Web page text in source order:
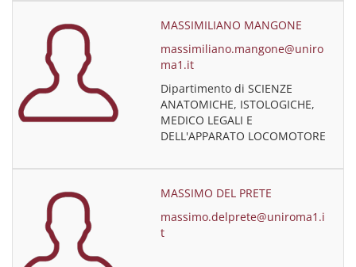
MASSIMILIANO MANGONE
massimiliano.mangone@uniro
ma1.it
Dipartimento di SCIENZE
ANATOMICHE, ISTOLOGICHE,
MEDICO LEGALI E
DELL'APPARATO LOCOMOTORE
MASSIMO DEL PRETE
massimo.delprete@uniroma1.i
t